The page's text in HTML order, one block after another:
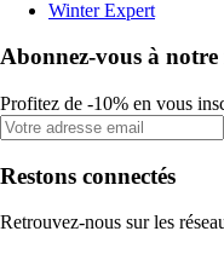
Winter Expert
Abonnez-vous à notre
Profitez de -10% en vous
Restons connectés
Retrouvez-nous sur les